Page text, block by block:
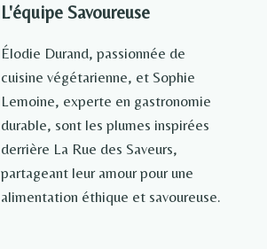
L'équipe Savoureuse
Élodie Durand, passionnée de
cuisine végétarienne, et Sophie
Lemoine, experte en gastronomie
durable, sont les plumes inspirées
derrière La Rue des Saveurs,
partageant leur amour pour une
alimentation éthique et savoureuse.